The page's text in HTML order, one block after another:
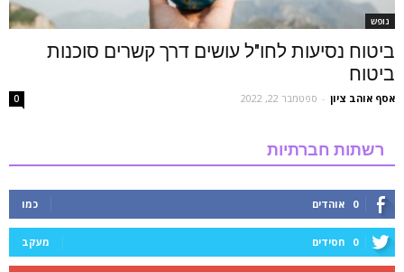
נופש
ביטוח נסיעות לחו"ל עושים דרך קשרים סוכנות
ביטוח
אסף אוהב ציון - ספטמבר 22, 2022 0
רשתות חברתיות
0 אוהדים כמו
0 חסידים מעקב